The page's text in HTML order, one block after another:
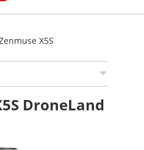
menu
X5S
DroneLand